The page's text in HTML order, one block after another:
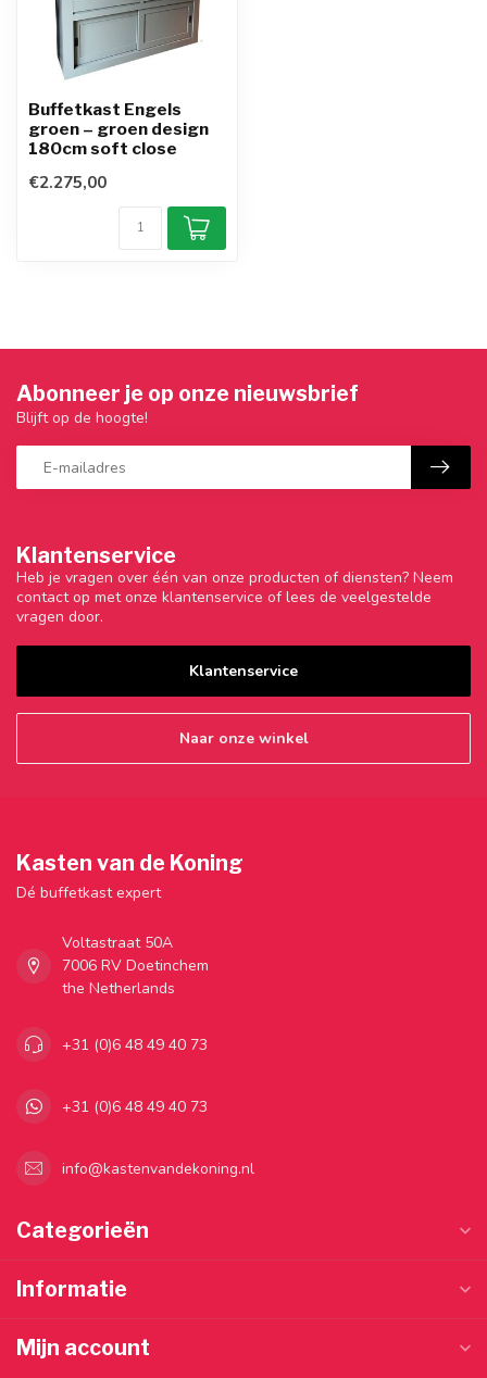
Buffetkast Engels
groen – groen design
180cm soft close
€2.275,00
Klantenservice
Heb je vragen over één van onze producten of diensten? Neem
contact op met onze klantenservice of lees de veelgestelde
vragen door.
Klantenservice
Naar onze winkel
Abonneer je op onze nieuwsbrief
Blijft op de hoogte!
Kasten van de Koning
Dé buffetkast expert
Voltastraat 50A
7006 RV Doetinchem
the Netherlands
+31 (0)6 48 49 40 73
+31 (0)6 48 49 40 73
info@kastenvandekoning.nl
Categorieën
Informatie
Mijn account